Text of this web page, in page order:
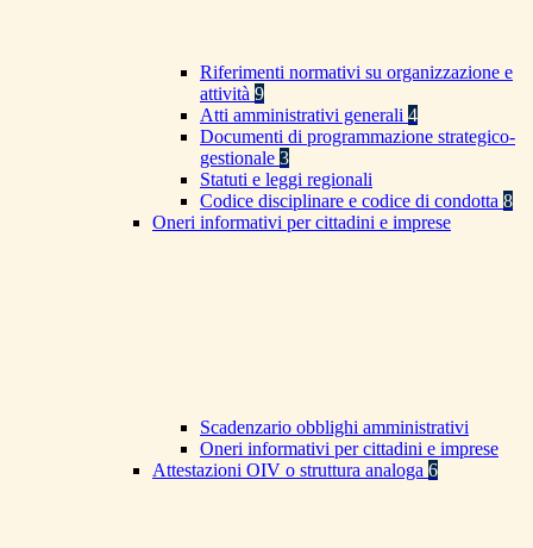
Riferimenti normativi su organizzazione e
attività 9
Atti amministrativi generali 4
Documenti di programmazione strategico-
gestionale 3
Statuti e leggi regionali
Codice disciplinare e codice di condotta 8
Oneri informativi per cittadini e imprese
Scadenzario obblighi amministrativi
Oneri informativi per cittadini e imprese
Attestazioni OIV o struttura analoga 6